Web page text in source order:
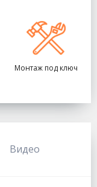
Монтаж под ключ
Видео